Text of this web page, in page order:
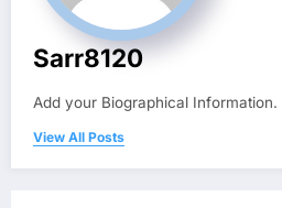
Sarr8120
Add your Biographical Information.
View All Posts